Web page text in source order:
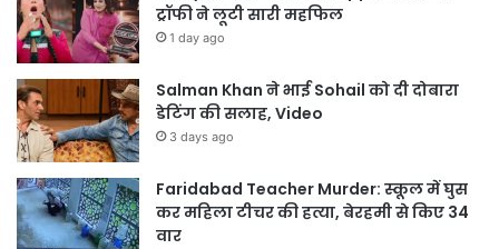
ट्रॉफी ने लूटी सारी महफिल
1 day ago
Salman Khan ने भाई Sohail को दी दोबारा
डेटिंग की सलाह, Video
3 days ago
Faridabad Teacher Murder: स्कूल में घुस
कर महिला टीचर की हत्या, बेरहमी से किए 34
वार